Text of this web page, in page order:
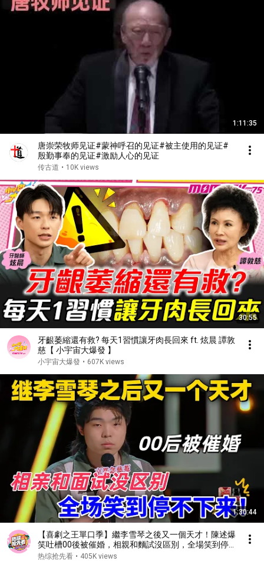
1:11:35
唐崇荣牧师见证#蒙神呼召的见证#被主使用的见证#
殷勤事奉的见证#激励人心的见证
传古道 • 10K views
30:55
牙齦萎縮還有救? 每天1習慣讓牙肉長回來 ft. 炫晨 譚敦
慈【 小宇宙大爆發 】
小宇宙大爆發 • 607K views
1:30:44
【喜劇之王單口季】繼李雪琴之後又一個天才！陳述爆
笑吐槽00後被催婚，相親和麵試沒區別，全場笑到停
不下來！#喜剧 #搞笑 #standupcomedy #脱口秀
热综抢先看 • 405K views